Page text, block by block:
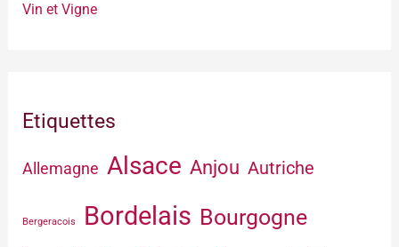
Vin et Vigne
Etiquettes
Allemagne Alsace Anjou Autriche
Bergeracois Bordelais Bourgogne